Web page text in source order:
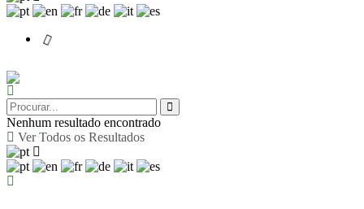
Nenhum resultado encontrado
Ver Todos os Resultados